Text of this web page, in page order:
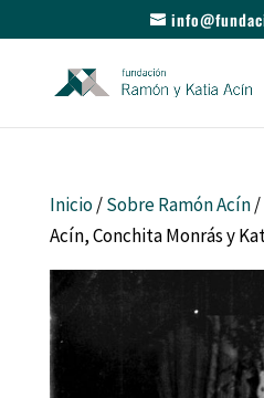
Inicio/Sobre Ramón Acín/
Acín, Conchita Monrás y